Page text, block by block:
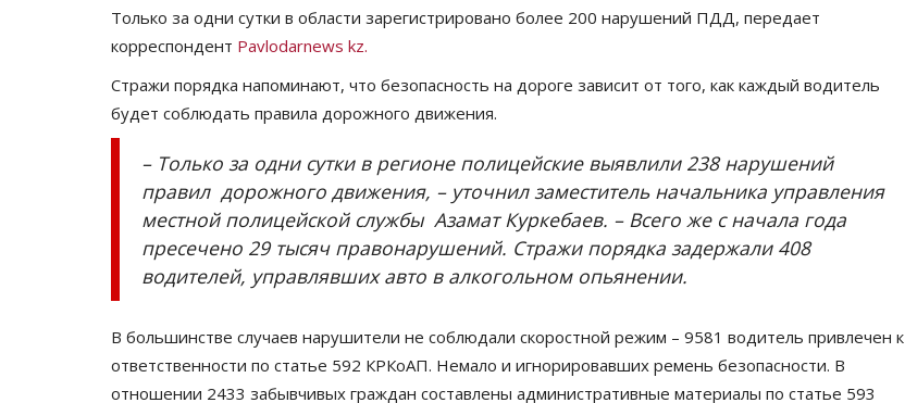
Только за одни сутки в области зарегистрировано более 200 нарушений ПДД, передает
корреспондент Pavlodarnews kz.
Стражи порядка напоминают, что безопасность на дороге зависит от того, как каждый водитель
будет соблюдать правила дорожного движения.
– Только за одни сутки в регионе полицейские выявлили 238 нарушений
правил дорожного движения, – уточнил заместитель начальника управления
местной полицейской службы Азамат Куркебаев. – Всего же с начала года
пресечено 29 тысяч правонарушений. Стражи порядка задержали 408
водителей, управлявших авто в алкогольном опьянении.
В большинстве случаев нарушители не соблюдали скоростной режим – 9581 водитель привлечен к
ответственности по статье 592 КРКоАП. Немало и игнорировавших ремень безопасности. В
отношении 2433 забывчивых граждан составлены административные материалы по статье 593